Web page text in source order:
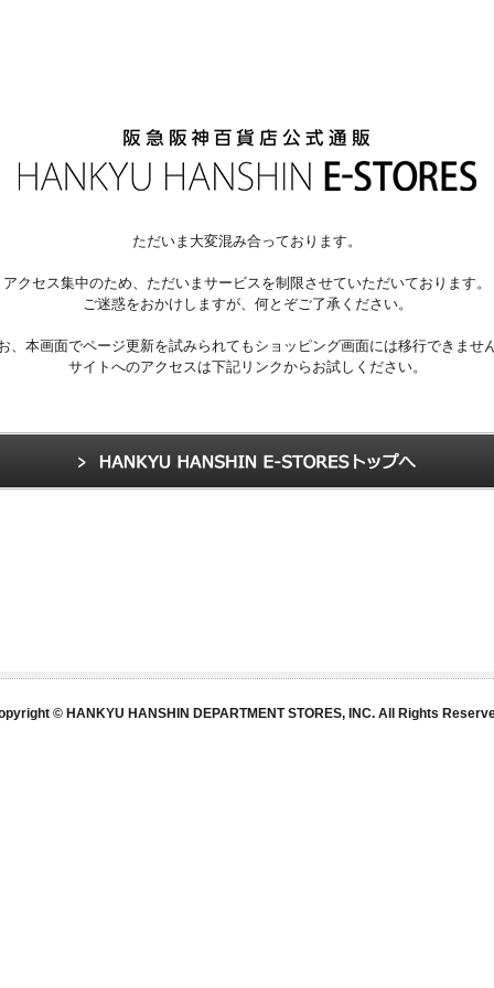
ただいま大変混み合っております。
アクセス集中のため、ただいまサービスを制限させていただいております。
ご迷惑をおかけしますが、何とぞご了承ください。
、本画面でページ更新を試みられてもショッピング画面には移行できませ
サイトへのアクセスは下記リンクからお試しください。
© HANKYU HANSHIN DEPARTMENT STORES, INC. All Rights